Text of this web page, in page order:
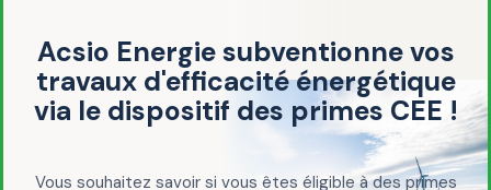
Acsio Energie subventionne vos
travaux d'efficacité énergétique
via le dispositif des primes CEE !
Vous souhaitez savoir si vous êtes éligible à des primes